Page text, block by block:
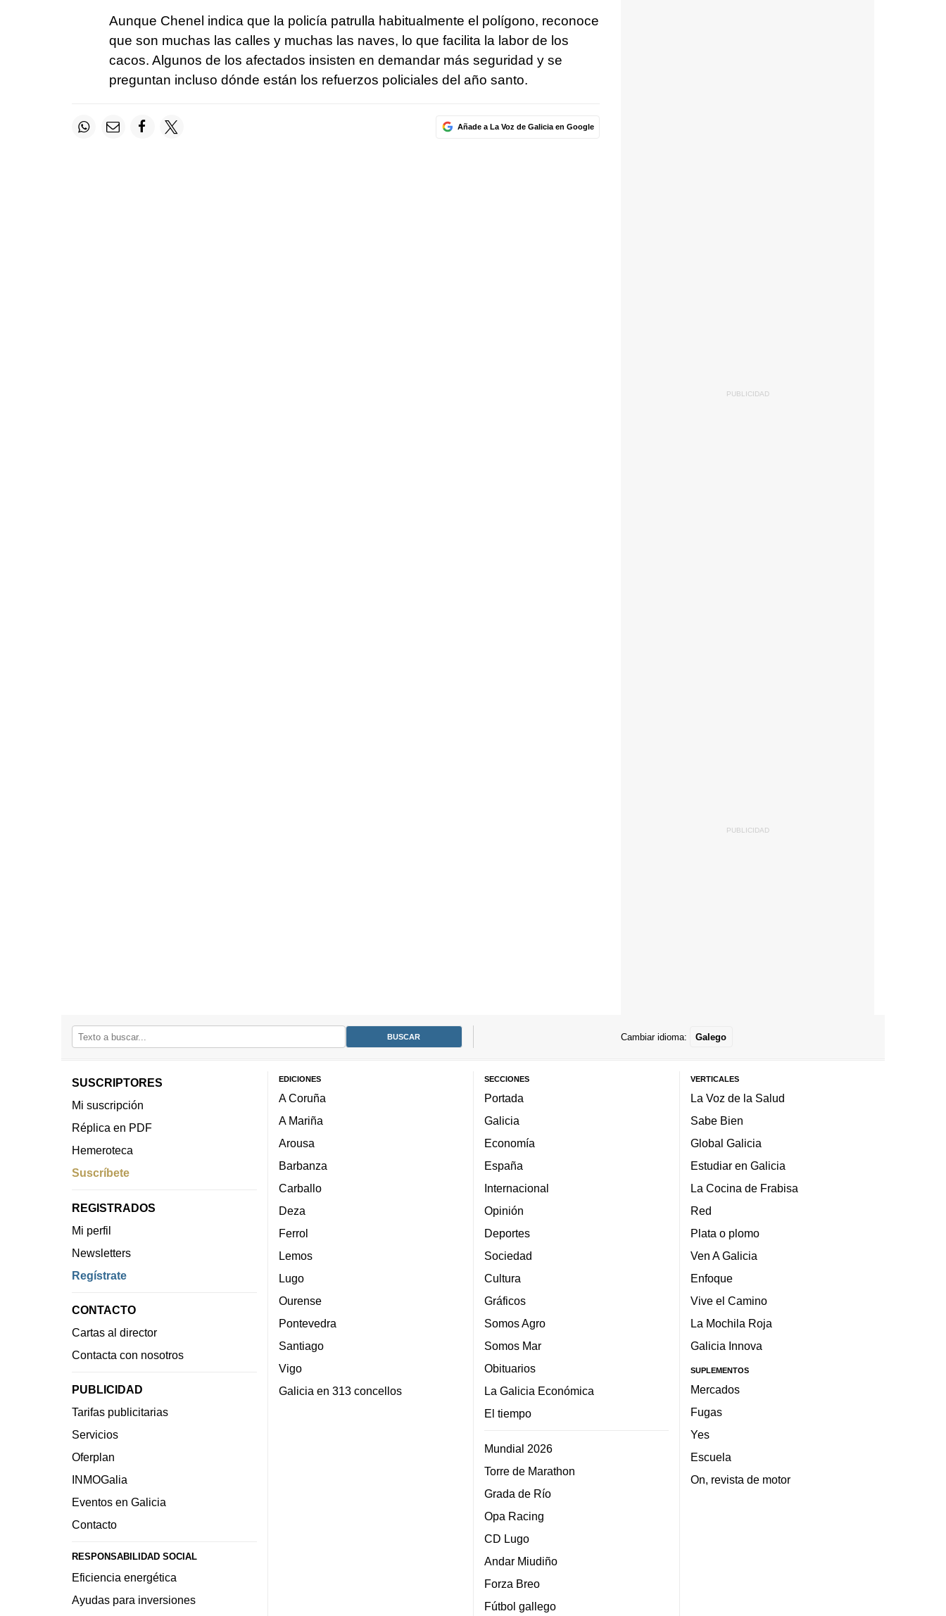
Aunque Chenel indica que la policía patrulla habitualmente el polígono, reconoce
que son muchas las calles y muchas las naves, lo que facilita la labor de los
cacos. Algunos de los afectados insisten en demandar más seguridad y se
preguntan incluso dónde están los refuerzos policiales del año santo.
Añade a La Voz de Galicia en Google
Cambiar idioma: Galego
SUSCRIPTORES
Mi suscripción
Réplica en PDF
Hemeroteca
Suscríbete
REGISTRADOS
Mi perfil
Newsletters
Regístrate
CONTACTO
Cartas al director
Contacta con nosotros
PUBLICIDAD
Tarifas publicitarias
Servicios
Oferplan
INMOGalia
Eventos en Galicia
Contacto
RESPONSABILIDAD SOCIAL
Eficiencia energética
Ayudas para inversiones
EDICIONES
A Coruña
A Mariña
Arousa
Barbanza
Carballo
Deza
Ferrol
Lemos
Lugo
Ourense
Pontevedra
Santiago
Vigo
Galicia en 313 concellos
SECCIONES
Portada
Galicia
Economía
España
Internacional
Opinión
Deportes
Sociedad
Cultura
Gráficos
Somos Agro
Somos Mar
Obituarios
La Galicia Económica
El tiempo
Mundial 2026
Torre de Marathon
Grada de Río
Opa Racing
CD Lugo
Andar Miudiño
Forza Breo
Fútbol gallego
VERTICALES
La Voz de la Salud
Sabe Bien
Global Galicia
Estudiar en Galicia
La Cocina de Frabisa
Red
Plata o plomo
Ven A Galicia
Enfoque
Vive el Camino
La Mochila Roja
Galicia Innova
SUPLEMENTOS
Mercados
Fugas
Yes
Escuela
On, revista de motor